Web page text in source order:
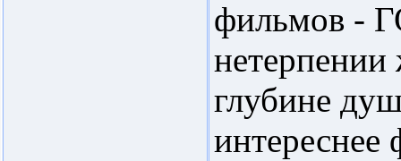
фильмов -
нетерпении
глубине
интереснее